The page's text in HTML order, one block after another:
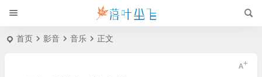
首页 影音 音乐 正文